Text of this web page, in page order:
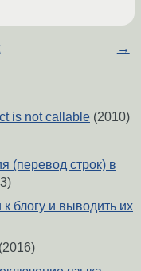
→
is not callable (2010)
(перевод строк) в
к блогу и выводить их
(2016)